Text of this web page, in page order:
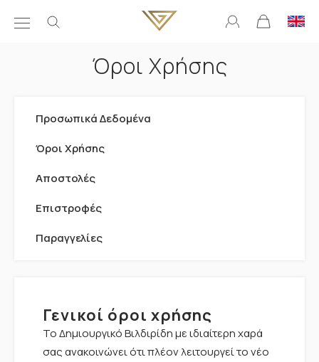
Όροι Χρήσης
Προσωπικά Δεδομένα
Όροι Χρήσης
Αποστολές
Επιστροφές
Παραγγελίες
Γενικοί όροι χρήσης
Το Δημιουργικό Βιλδιρίδη με ιδιαίτερη χαρά
σας ανακοινώνει ότι πλέον λειτουργεί το νέο